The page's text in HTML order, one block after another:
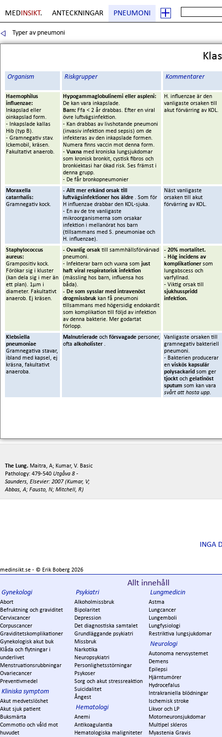
MED INSIKT. ANTECKNINGAR PNEUMONI
Typer av pneumoni
Organism Riskgrupper Kommentarer
Haemophilus
influenzae:
Inkapslad eller
oinkapslad form.
- Inkapslade kallas
Hib (typ B).
- Gramnegativ stav.
Ickemobil, kräsen.
Fakultativt anaerob.
Hypogammaglobulinemi eller aspleni:
De kan vara inkapslade.
Barn: Ffa < 2 år drabbas. Efter en viral
övre luftvägsinfektion.
- Kan drabbas av livshotande pneumoni
(invasiv infektion med sepsis) om de
infekteras av den inkapslade formen.
Numera finns vaccin mot denna form.
- Vuxna med kroniska lungsjukdomar
som kronisk bronkit, cystisk fibros och
bronkiektasi har ökad risk. Ses främst i
denna grupp.
- De får bronkopneumonier
H. influenzae är den
vanligaste orsaken till
akut förvärring av KOL.
Moraxella
catarrhalis:
Gramnegativ kock.
- Allt mer erkänd orsak till
luftvägsinfektioner hos äldre . Som för
H influenzae drabbar den KOL-sjuka.
- En av de tre vanligaste
mikroorganismerna som orsakar
infektion i mellanörat hos barn
(tillsammans med S. pneumoniae och
H. influenzae).
Näst vanligaste
orsaken till akut
förvärring av KOL.
Staphylococcus
aureus:
Grampositiv kock.
Förökar sig i kluster
(kan dela sig i mer än
ett plan). 1μm i
diameter. Fakultativt
anaerob. Ej kräsen.
- Ovanlig orsak till sammhällsförvärvad
pneumoni.
- Infekterar barn och vuxna som just
haft viral respiratorisk infektion
(mässling hos barn, influensa hos
båda).
- De som sysslar med intravenöst
drogmissbruk kan få pneumoni
tillsammans med högersidig endokardit
som komplikation till följd av infektion
av denna bakterie. Mer godartat
förlopp.
- 20% mortalitet.
- Hög incidens av
komplikationer som
lungabscess och
varfyllnad.
- Viktig orsak till
sjukhusspridd
infektion.
Klebsiella
pneumoniae
Gramnegativa stavar,
ibland med kapsel, ej
kräsna, fakultativt
anaeroba.
Malnutrierade och försvagade personer,
ofta alkoholister .
Vanligaste orsaken till
gramnegativ bakteriell
pneumoni.
- Bakterien producerar
en viskös kapsulär
polysackarid som ger
tjockt och gelatinöst
sputum som kan vara
svårt att hosta upp.
The Lung. Maitra, A; Kumar, V. Basic
Pathology: 479-540 Utgåva 8 -
Saunders, Elsevier: 2007 (Kumar, V;
Abbas, A; Fausto, N; Mitchell, R)
INGA
medinsikt.se - © Erik Boberg 2026
Allt innehåll
Gynekologi
Abort
Befruktning och graviditet
Cervixcancer
Corpuscancer
Graviditetskomplikationer
Gynekologisk akut buk
Klåda och flytningar i
underlivet
Menstruationsrubbningar
Ovariecancer
Preventivmedel
Kliniska symptom
Akut medvetslöshet
Akut sjuk patient
Buksmärta
Commotio och våld mot
huvudet
Psykiatri
Alkoholmissbruk
Bipolaritet
Depression
Det diagnostiska samtalet
Grundläggande psykiatri
Missbruk
Narkotika
Neuropsykiatri
Personlighetsstörningar
Psykoser
Sorg och akut stressreaktion
Suicidalitet
Ångest
Hematologi
Anemi
Antikoagulantia
Hematologiska maligniteter
Lungmedicin
Astma
Lungcancer
Lungemboli
Lungfysiologi
Restriktiva lungsjukdomar
Neurologi
Autonoma nervsystemet
Demens
Epilepsi
Hjärntumörer
Hydrocefalus
Intrakraniella blödningar
Ischemisk stroke
Likvor och LP
Motorneuronsjukdomar
Multipel skleros
Myastenia Gravis